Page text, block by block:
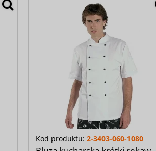
Kod produktu: 2-3403-060-1080